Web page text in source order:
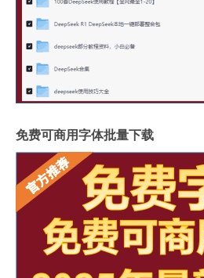
免费可商用字体批量下载